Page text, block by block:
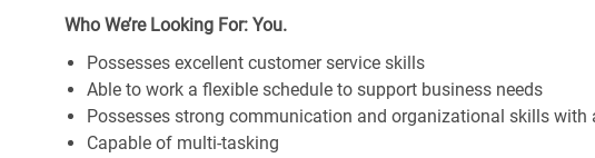
Who We’re Looking For: You.
Possesses excellent customer service skills
Able to work a flexible schedule to support business needs
Possesses strong communication and organizational skills with
Capable of multi-tasking